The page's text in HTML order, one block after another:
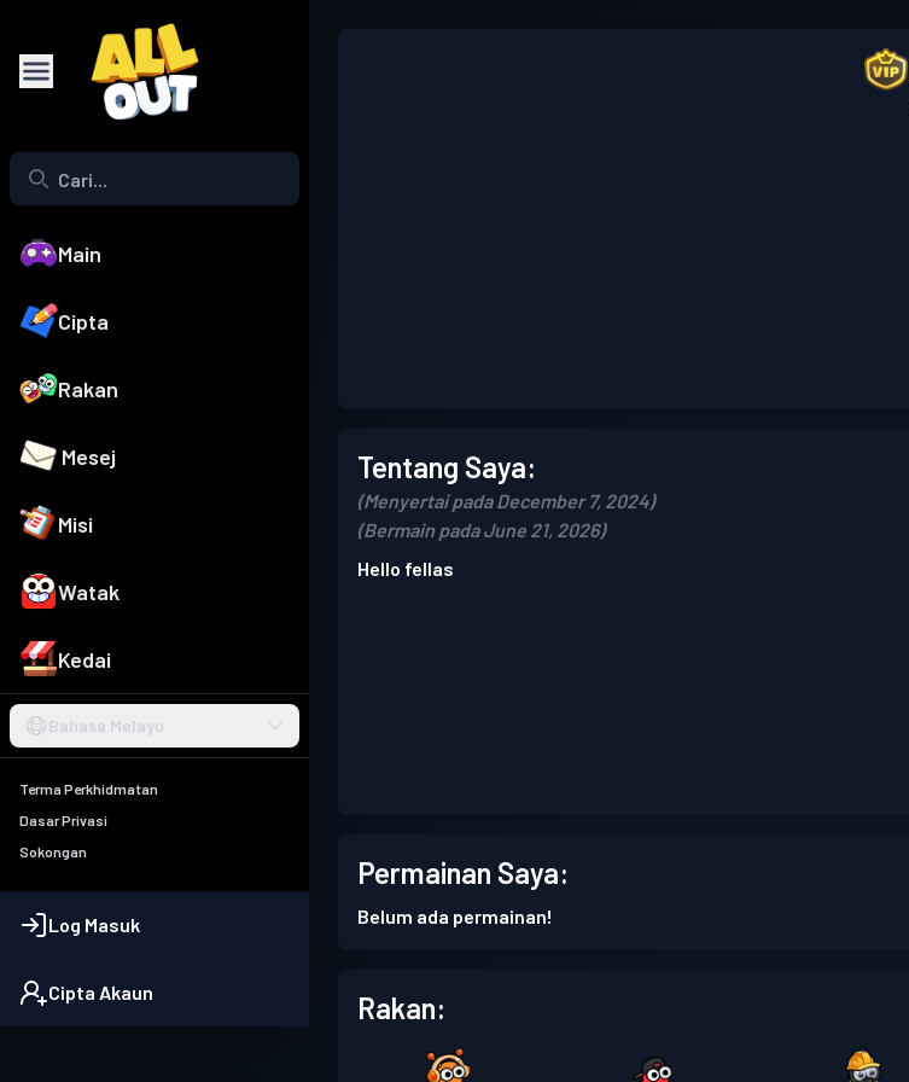
Main
Cipta
Rakan
Mesej
Misi
Watak
Kedai
Bahasa Melayu
Terma Perkhidmatan
Dasar Privasi
Sokongan
Log Masuk
Cipta Akaun
Tentang Saya:
(Menyertai pada December 7, 2024)
(Bermain pada June 21, 2026)
Hello fellas
Permainan Saya:
Belum ada permainan!
Rakan: